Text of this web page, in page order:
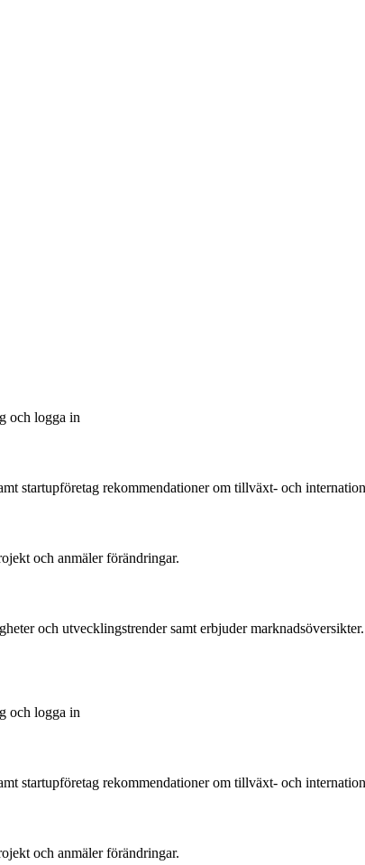
och logga in
startupföretag rekommendationer om tillväxt- och
och anmäler förändringar.
och utvecklingstrender samt erbjuder marknadsöversikter.
och logga in
startupföretag rekommendationer om tillväxt- och
och anmäler förändringar.